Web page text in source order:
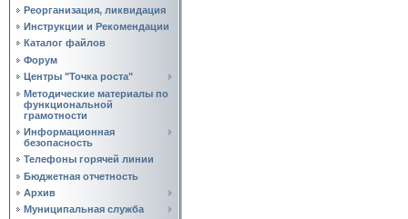
Реорганизация, ликвидация
Инструкции и Рекомендации
Каталог файлов
Форум
Центры "Точка роста"
Методические материалы по
функциональной
грамотности
Информационная
безопасность
Телефоны горячей линии
Бюджетная отчетность
Архив
Муниципальная служба